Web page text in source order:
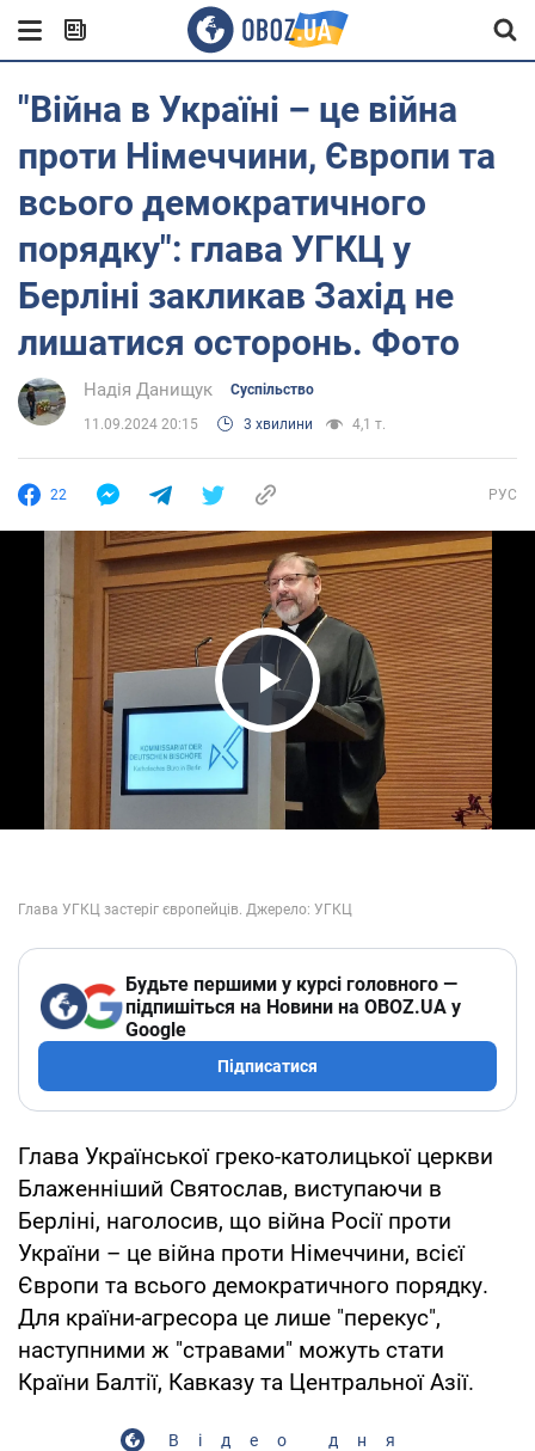
"Війна в Україні – це війна
проти Німеччини, Європи та
всього демократичного
порядку": глава УГКЦ у
Берліні закликав Захід не
лишатися осторонь. Фото
Надія Данищук Суспільство
11.09.2024 20:15 3 хвилини 4,1 т.
22 РУС
Play Video
Будьте першими у курсі головного —
підпишіться на Новини на OBOZ.UA у
Google
Підписатися
Глава Української греко-католицької церкви
Блаженніший Святослав, виступаючи в
Берліні, наголосив, що війна Росії проти
України – це війна проти Німеччини, всієї
Європи та всього демократичного порядку.
Для країни-агресора це лише "перекус",
наступними ж "стравами" можуть стати
Країни Балтії, Кавказу та Центральної Азії.
Відео дня